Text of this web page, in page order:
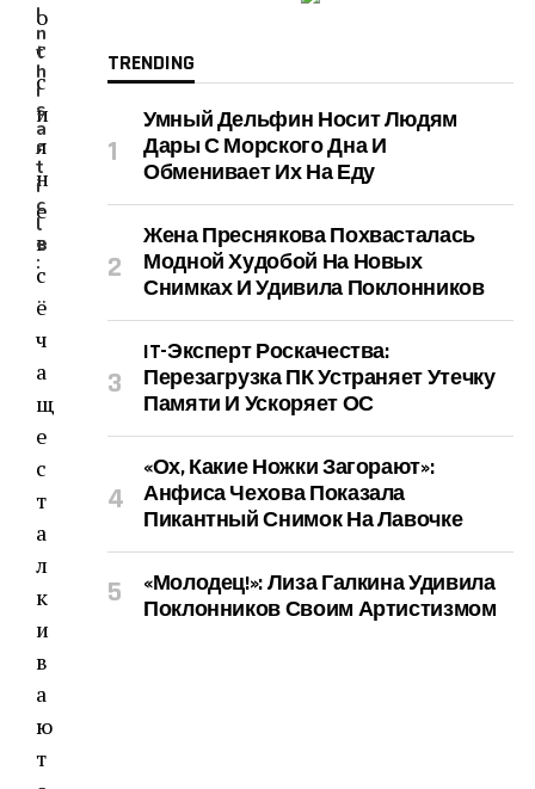
о
с
с
и
я
н
е
в
с
ё
ч
а
щ
е
с
т
а
л
к
и
в
а
ю
т
I
n
t
h
i
s
a
r
t
i
c
l
e
:
TRENDING
Умный Дельфин Носит Людям
Дары С Морского Дна И
Обменивает Их На Еду
Жена Преснякова Похвасталась
Модной Худобой На Новых
Снимках И Удивила Поклонников
IT-Эксперт Роскачества:
Перезагрузка ПК Устраняет Утечку
Памяти И Ускоряет ОС
«Ох, Какие Ножки Загорают»:
Анфиса Чехова Показала
Пикантный Снимок На Лавочке
«Молодец!»: Лиза Галкина Удивила
Поклонников Своим Артистизмом